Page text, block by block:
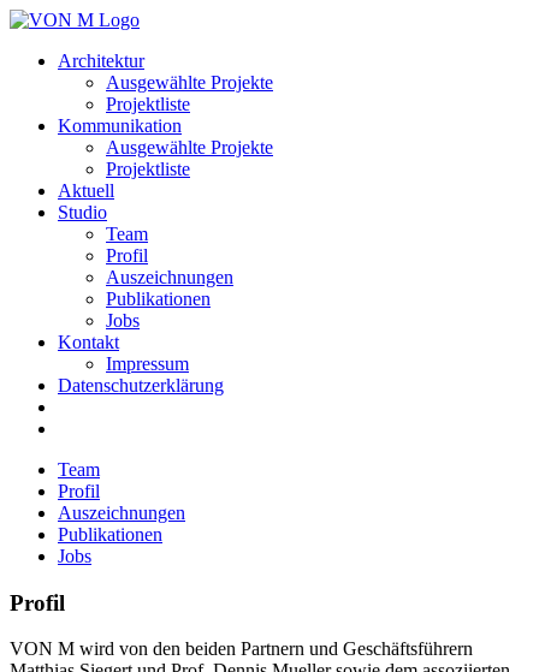
Architektur
Ausgewählte Projekte
Projektliste
Kommunikation
Ausgewählte Projekte
Projektliste
Aktuell
Studio
Team
Profil
Auszeichnungen
Publikationen
Jobs
Kontakt
Impressum
Datenschutzerklärung
Team
Profil
Auszeichnungen
Publikationen
Jobs
Profil
VON M wird von den beiden Partnern und Geschäftsführern